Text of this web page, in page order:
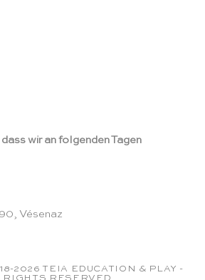
wir an folgenden Tagen
Vésenaz
2026 TEIA EDUCATION & PLAY -